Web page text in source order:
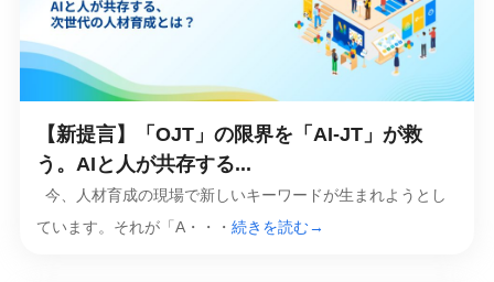
【新提言】「OJT」の限界を「AI-JT」が救
う。AIと人が共存する...
今、人材育成の現場で新しいキーワードが生まれようとし
ています。それが「A・・・ 続きを読む→